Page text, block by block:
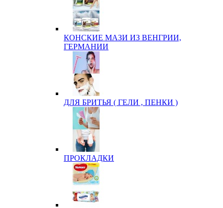
КОНСКИЕ МАЗИ ИЗ ВЕНГРИИ,
ГЕРМАНИИ
ДЛЯ БРИТЬЯ ( ГЕЛИ , ПЕНКИ )
ПРОКЛАДКИ